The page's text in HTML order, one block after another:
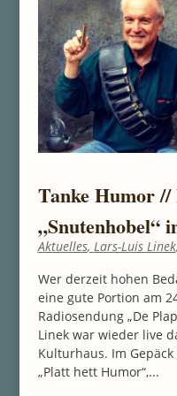
Tanke Humor
„Snutenhobel“
Aktuelles, Lars-Luis Linek,
Wer derzeit hohen
eine gute Portion am
Radiosendung „De
Linek war wieder live
Kulturhaus. Im
„Platt hett Humor“,...